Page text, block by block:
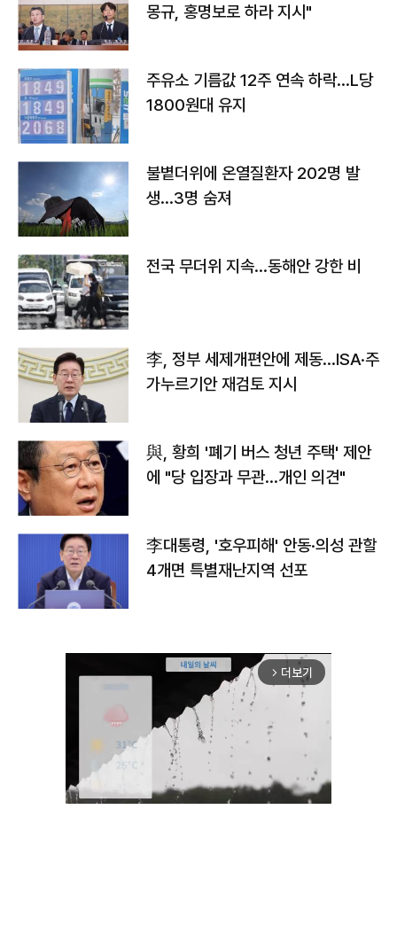
몽규, 홍명보로 하라 지시"
주유소 기름값 12주 연속 하락…L당
1800원대 유지
불볕더위에 온열질환자 202명 발
생…3명 숨져
전국 무더위 지속…동해안 강한 비
李, 정부 세제개편안에 제동…ISA·주
가누르기안 재검토 지시
與, 황희 '폐기 버스 청년 주택' 제안
에 "당 입장과 무관…개인 의견"
李대통령, '호우피해' 안동·의성 관할
4개면 특별재난지역 선포
arrow_forward_ios 더보기